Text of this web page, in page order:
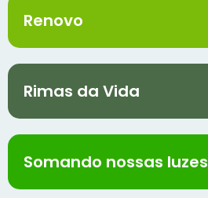
Renovo
Rimas da Vida
Somando nossas luzes